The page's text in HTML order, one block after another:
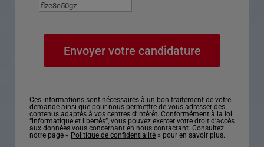
Ces informations sont nécessaires à un bon traitement de votre
demande ainsi que pour nous permettre de vous adresser des
contenus adaptés à vos centres d’intérêt. Conformément à la loi
“informatique et libertés”, vous pouvez exercer votre droit d’accès
aux données vous concernant en nous contactant. Consultez
notre page « Politique de confidentialité » pour en savoir plus.